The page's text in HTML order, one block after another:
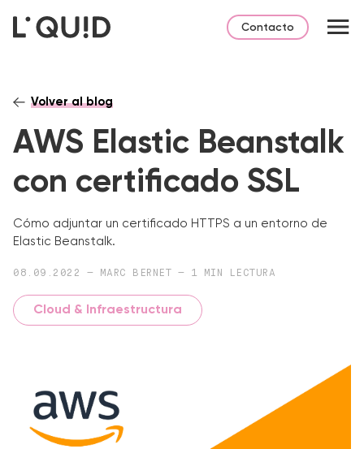
Contacto
Volver al blog
AWS Elastic Beanstalk
con certificado SSL
Cómo adjuntar un certificado HTTPS a un entorno de
Elastic Beanstalk.
08.09.2022 — MARC BERNET — 1 MIN LECTURA
Cloud & Infraestructura